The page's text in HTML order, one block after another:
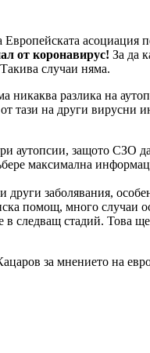
асоциация
от коронавирус! За да
случаи няма.
разлика на
тази на други вирусни
аутопсии, защото СЗО
максимална
заболявания,
помощ, много случаи
следващ стадий. Това
за мнението на